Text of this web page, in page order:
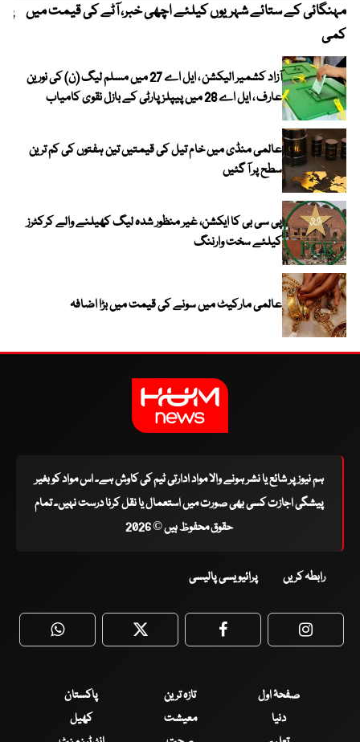
مہنگائی کے ستائے شہریوں کیلئے اچھی خبر، آٹے کی قیمت میں
کمی
آزاد کشمیر الیکشن ، ایل اے 27 میں مسلم لیگ (ن) کی نورین
عارف ، ایل اے 28 میں پیپلز پارٹی کے بازل نقوی کامیاب
عالمی منڈی میں خام تیل کی قیمتیں تین ہفتوں کی کم ترین
سطح پر آ گئیں
پی سی بی کا ایکشن، غیر منظور شدہ لیگ کھیلنے والے کرکٹرز
کیلئے سخت وارننگ
عالمی مارکیٹ میں سونے کی قیمت میں بڑا اضافہ
ہم نیوز پر شائع یا نشر ہونے والا مواد ادارتی ٹیم کی کاوش ہے۔ اس مواد کو بغیر
پیشگی اجازت کسی بھی صورت میں استعمال یا نقل کرنا درست نہیں۔ تمام
حقوق محفوظ ہیں © 2026
رابطہ کریں پرائیویسی پالیسی
WhatsApp Twitter Facebook
صفحۂ اول تازہ ترین
پاکستان
دنیا
معیشت
کھیل